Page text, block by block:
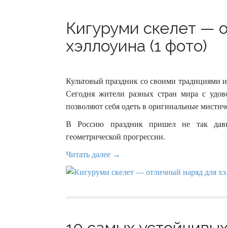
Кигуруми скелет —
хэллоуина (1 фото)
Культовый праздник со своими традициями
Сегодня жители разных стран мира с
позволяют себя одеть в оригинальные
В Россию праздник пришел не так
геометрической прогрессии.
Читать далее →